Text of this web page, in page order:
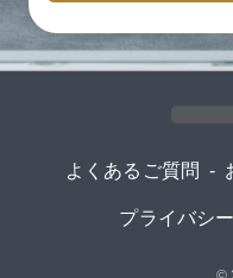
よくあるご質問 -
プライバシ